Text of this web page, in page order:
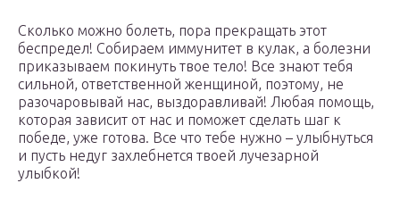
Сколько можно болеть, пора прекращать этот
беспредел! Собираем иммунитет в кулак, а болезни
приказываем покинуть твое тело! Все знают тебя
сильной, ответственной женщиной, поэтому, не
разочаровывай нас, выздоравливай! Любая помощь,
которая зависит от нас и поможет сделать шаг к
победе, уже готова. Все что тебе нужно – улыбнуться
и пусть недуг захлебнется твоей лучезарной
улыбкой!